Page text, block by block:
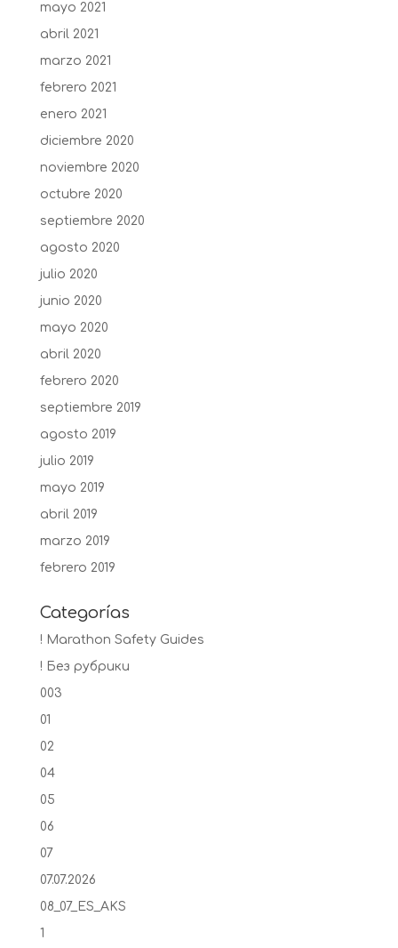
mayo 2021
abril 2021
marzo 2021
febrero 2021
enero 2021
diciembre 2020
noviembre 2020
octubre 2020
septiembre 2020
agosto 2020
julio 2020
junio 2020
mayo 2020
abril 2020
febrero 2020
septiembre 2019
agosto 2019
julio 2019
mayo 2019
abril 2019
marzo 2019
febrero 2019
Categorías
! Marathon Safety Guides
! Без рубрики
003
01
02
04
05
06
07
07.07.2026
08_07_ES_AKS
1